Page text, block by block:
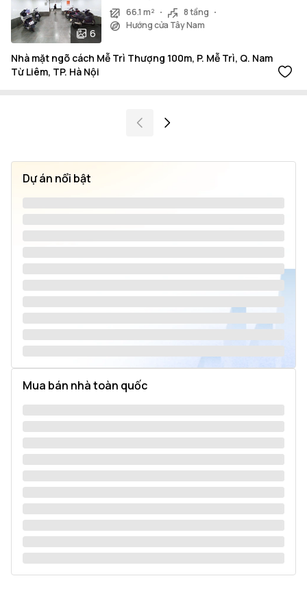
6
66.1 m²
8 tầng
Hướng cửa Tây Nam
Nhà mặt ngõ cách Mễ Trì Thượng 100m, P. Mễ Trì, Q. Nam
Từ Liêm, TP. Hà Nội
Dự án nổi bật
Mua bán nhà toàn quốc